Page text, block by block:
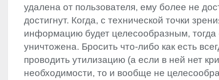
удалена от пользователя, ему более не
достигнут. Когда, с технической точки
информацию будет целесообразным, тогда
уничтожена. Бросить что-либо как есть
проводить утилизацию (а если в ней нет
необходимости, то и вообще не